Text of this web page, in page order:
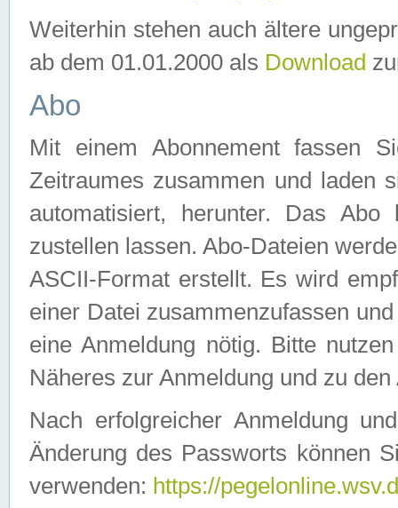
Weiterhin stehen auch ältere
ab dem 01.01.2000 als Download
Abo
Mit einem Abonnement fassen
Zeitraumes zusammen und laden
automatisiert, herunter. Das
zustellen lassen. Abo-Dateien
ASCII-Format erstellt. Es wird
einer Datei zusammenzufassen
eine Anmeldung nötig. Bitte
Näheres zur Anmeldung und zu
Nach erfolgreicher Anmeldung
Änderung des Passworts können
verwenden: https://